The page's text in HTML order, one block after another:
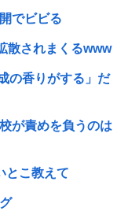
でビビる
散されまくるwww
の香りがする」だ
が責めを負うのは
とこ教えて